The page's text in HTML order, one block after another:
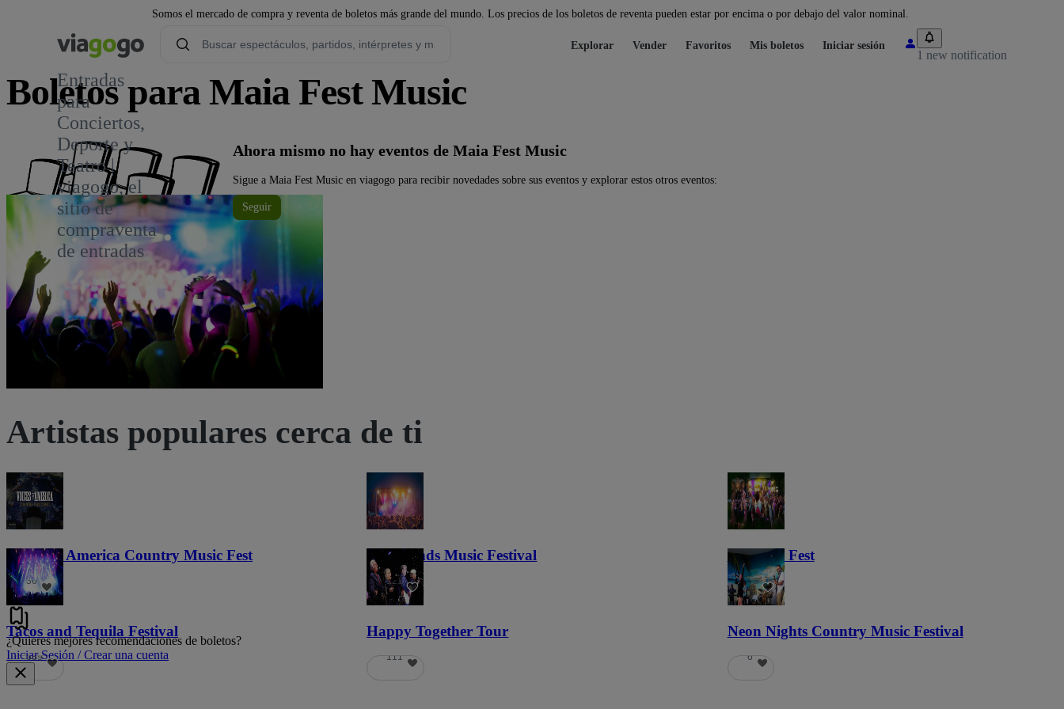
Somos el mercado de compra y reventa de boletos más grande del mundo. Los precios de los boletos de reventa pueden estar por encima o por debajo del valor nominal.
Entradas
para
Conciertos,
Deporte y
Teatro |
viagogo, el
sitio de
compraventa
de entradas
Explorar Vender Favoritos Mis boletos Iniciar sesión
1 new notification
Boletos para Maia Fest Music
Ahora mismo no hay eventos de Maia Fest Music
Sigue a Maia Fest Music en viagogo para recibir novedades sobre sus eventos y explorar estos otros eventos:
Seguir
Artistas populares cerca de ti
Voices of America Country Music Fest
36
Lost Lands Music Festival
121
Haunted Fest
58
Tacos and Tequila Festival
689
Happy Together Tour
111
Neon Nights Country Music Festival
6
¿Quieres mejores recomendaciones de boletos?
Iniciar Sesión / Crear una cuenta